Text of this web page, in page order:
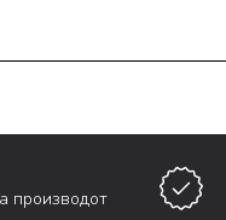
производот